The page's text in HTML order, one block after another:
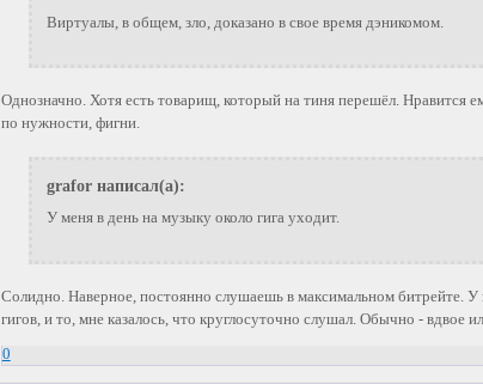
Виртуалы, в общем, зло, доказано в свое время дэникомом.
Однозначно. Хотя есть товарищ, который на тиня перешёл. Нравится
по нужности, фигни.
grafor написал(а):
У меня в день на музыку около гига уходит.
Солидно. Наверное, постоянно слушаешь в максимальном битрейте.
гигов, и то, мне казалось, что круглосуточно слушал. Обычно - вдвое
0